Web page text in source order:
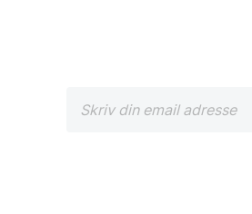
behov. Uanset om du søger
sortiment, og vælg en